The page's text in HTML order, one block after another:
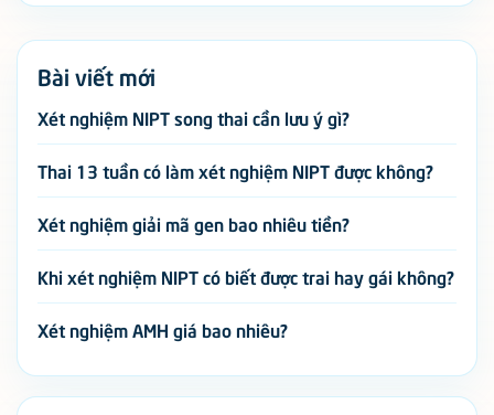
Bài viết mới
Xét nghiệm NIPT song thai cần lưu ý gì?
Thai 13 tuần có làm xét nghiệm NIPT được không?
Xét nghiệm giải mã gen bao nhiêu tiền?
Khi xét nghiệm NIPT có biết được trai hay gái không?
Xét nghiệm AMH giá bao nhiêu?